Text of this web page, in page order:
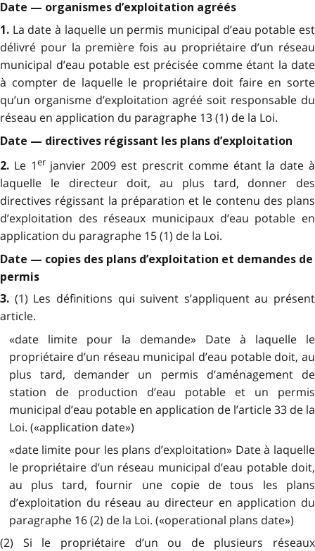
Date — organismes d’exploitation agréés
1. La date à laquelle un permis municipal d’eau potable est
délivré pour la première fois au propriétaire d’un réseau
municipal d’eau potable est précisée comme étant la date
à compter de laquelle le propriétaire doit faire en sorte
qu’un organisme d’exploitation agréé soit responsable du
réseau en application du paragraphe 13 (1) de la Loi.
Date — directives régissant les plans d’exploitation
2. Le 1erjanvier 2009 est prescrit comme étant la date à
laquelle le directeur doit, au plus tard, donner des
directives régissant la préparation et le contenu des plans
d’exploitation des réseaux municipaux d’eau potable en
application du paragraphe 15 (1) de la Loi.
Date — copies des plans d’exploitation et demandes de
permis
3. (1) Les définitions qui suivent s’appliquent au présent
article.
«date limite pour la demande» Date à laquelle le
propriétaire d’un réseau municipal d’eau potable doit, au
plus tard, demander un permis d’aménagement de
station de production d’eau potable et un permis
municipal d’eau potable en application de l’article 33 de la
Loi. («application date»)
«date limite pour les plans d’exploitation» Date à laquelle
le propriétaire d’un réseau municipal d’eau potable doit,
au plus tard, fournir une copie de tous les plans
d’exploitation du réseau au directeur en application du
paragraphe 16 (2) de la Loi. («operational plans date»)
(2) Si le propriétaire d’un ou de plusieurs réseaux